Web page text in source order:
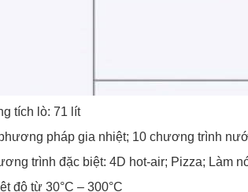
tích lò: 71 lít
pháp gia nhiệt; 10 chương trình
trình đặc biệt: 4D hot-air; Pizza; Làm
độ từ 30°C – 300°C